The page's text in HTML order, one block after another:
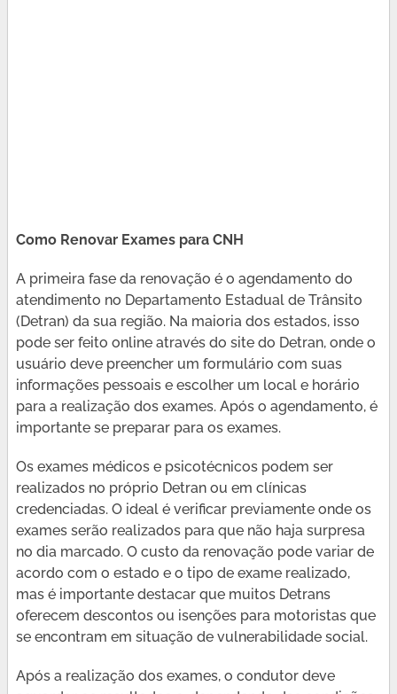
Como Renovar Exames para CNH
A primeira fase da renovação é o agendamento do
atendimento no Departamento Estadual de Trânsito
(Detran) da sua região. Na maioria dos estados, isso
pode ser feito online através do site do Detran, onde o
usuário deve preencher um formulário com suas
informações pessoais e escolher um local e horário
para a realização dos exames. Após o agendamento, é
importante se preparar para os exames.
Os exames médicos e psicotécnicos podem ser
realizados no próprio Detran ou em clínicas
credenciadas. O ideal é verificar previamente onde os
exames serão realizados para que não haja surpresa
no dia marcado. O custo da renovação pode variar de
acordo com o estado e o tipo de exame realizado,
mas é importante destacar que muitos Detrans
oferecem descontos ou isenções para motoristas que
se encontram em situação de vulnerabilidade social.
Após a realização dos exames, o condutor deve